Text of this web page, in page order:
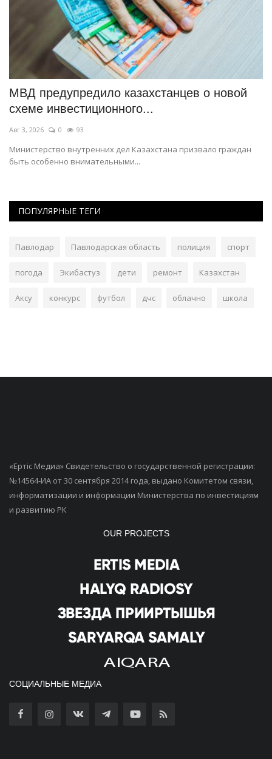
МВД предупредило казахстанцев о новой
схеме инвестиционного...
Авг 3, 2026 0 93
Министерство внутренних дел Казахстана призвало граждан
быть особенно внимательными...
ПОПУЛЯРНЫЕ ТЕГИ
Павлодар Павлодарская область полиция спорт
погода Экибастуз дети ремонт Казахстан
Аксу конкурс футбол дчс облачно школа
«Ертiс Медиа» Свидетельство о государственной регистрации:
№14564-ИА от 30 сентября 2014 года, выдано Комитетом связи,
информатизации и информации Министерства по инвестициям
и развитию РК
OUR PROJECTS
СОЦИАЛЬНЫЕ МЕДИА